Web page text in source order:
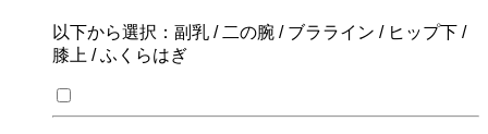
以下から選択：副乳 / 二の腕 / ブラライン / ヒップ下 /
膝上 / ふくらはぎ